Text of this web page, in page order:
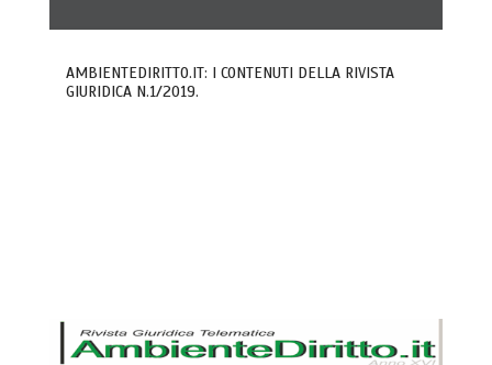
AMBIENTEDIRITTO.IT: I CONTENUTI DELLA RIVISTA
GIURIDICA N.1/2019.